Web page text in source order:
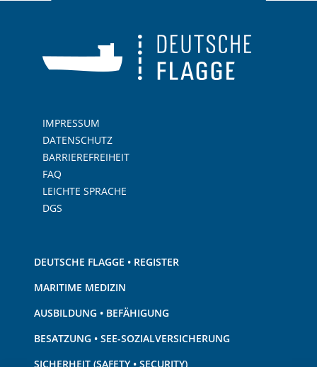
IMPRESSUM
DATENSCHUTZ
BARRIEREFREIHEIT
FAQ
LEICHTE SPRACHE
DGS
DEUTSCHE FLAGGE • REGISTER
MARITIME MEDIZIN
AUSBILDUNG • BEFÄHIGUNG
BESATZUNG • SEE-SOZIALVERSICHERUNG
SICHERHEIT (SAFETY • SECURITY)